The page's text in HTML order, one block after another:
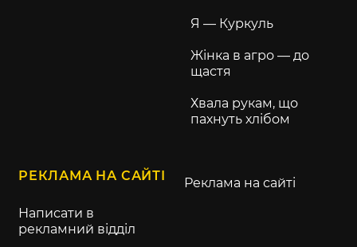
Я — Куркуль
Жінка в агро — до
щастя
Хвала рукам, що
пахнуть хлібом
РЕКЛАМА НА САЙТІ
Написати в
рекламний відділ
Реклама на сайті